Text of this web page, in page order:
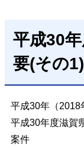
平成30
要(その1)
平成30年（2018
平成30年度滋賀
案件